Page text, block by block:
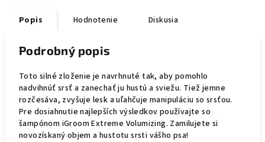
Popis Hodnotenie Diskusia
Podrobný popis
Toto silné zloženie je navrhnuté tak, aby pomohlo
nadvihnúť srsť a zanechať ju hustú a sviežu. Tiež jemne
rozčesáva, zvyšuje lesk a uľahčuje manipuláciu so srsťou.
Pre dosiahnutie najlepších výsledkov používajte so
šampónom iGroom Extreme Volumizing. Zamilujete si
novozískaný objem a hustotu srsti vášho psa!